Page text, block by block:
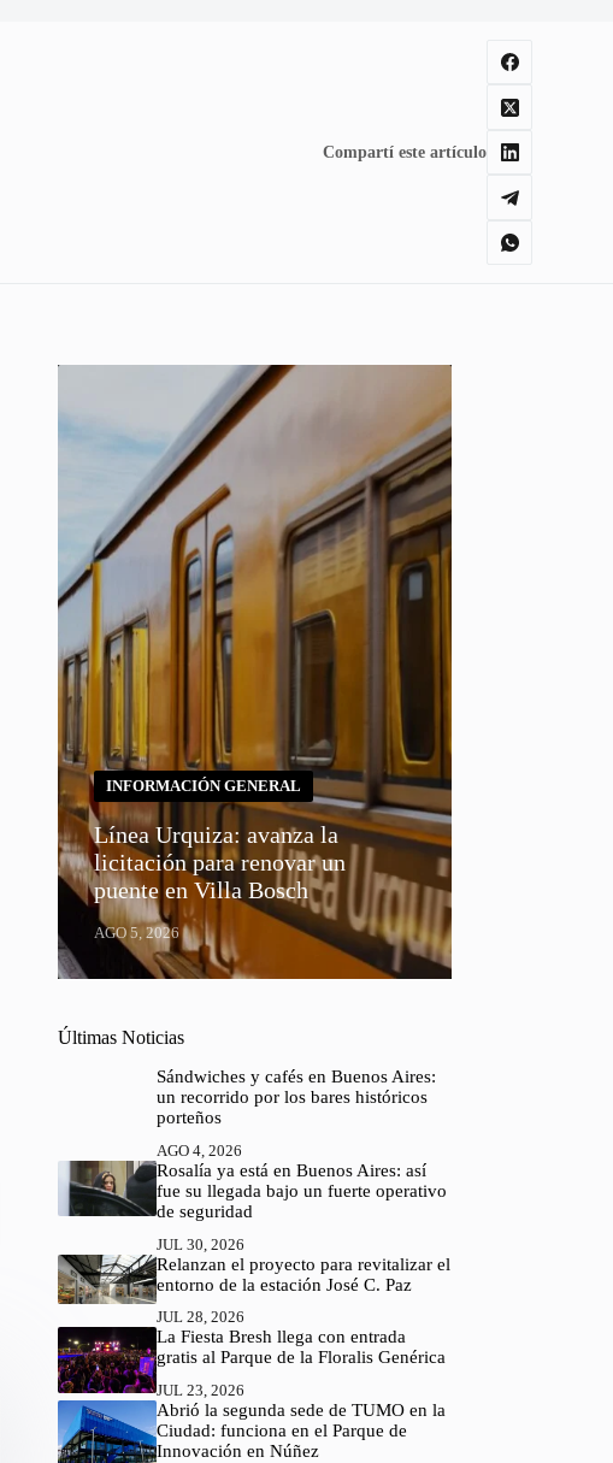
Compartí este artículo
INFORMACIÓN GENERAL
Línea Urquiza: avanza la
licitación para renovar un
puente en Villa Bosch
AGO 5, 2026
Últimas Noticias
Sándwiches y cafés en Buenos Aires:
un recorrido por los bares históricos
porteños
AGO 4, 2026
Rosalía ya está en Buenos Aires: así
fue su llegada bajo un fuerte operativo
de seguridad
JUL 30, 2026
Relanzan el proyecto para revitalizar el
entorno de la estación José C. Paz
JUL 28, 2026
La Fiesta Bresh llega con entrada
gratis al Parque de la Floralis Genérica
JUL 23, 2026
Abrió la segunda sede de TUMO en la
Ciudad: funciona en el Parque de
Innovación en Núñez